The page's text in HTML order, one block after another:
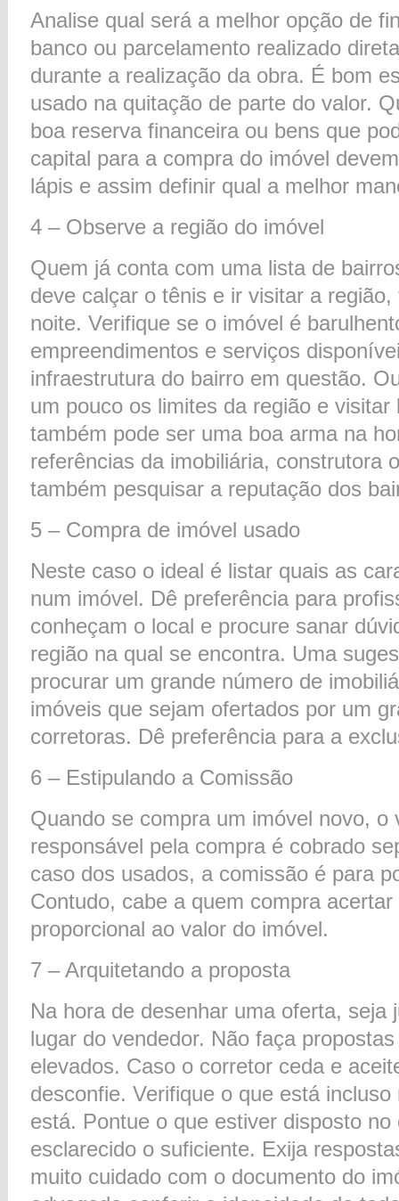
Analise qual será a melhor opção de
banco ou parcelamento realizado
durante a realização da obra. É bom
usado na quitação de parte do valor.
boa reserva financeira ou bens que
capital para a compra do imóvel
lápis e assim definir qual a melhor
4 – Observe a região do imóvel
Quem já conta com uma lista de
deve calçar o tênis e ir visitar a
noite. Verifique se o imóvel é
empreendimentos e serviços
infraestrutura do bairro em questão.
um pouco os limites da região e
também pode ser uma boa arma na
referências da imobiliária, construtora
também pesquisar a reputação dos
5 – Compra de imóvel usado
Neste caso o ideal é listar quais as
num imóvel. Dê preferência para
conheçam o local e procure sanar
região na qual se encontra. Uma
procurar um grande número de
imóveis que sejam ofertados por um
corretoras. Dê preferência para a
6 – Estipulando a Comissão
Quando se compra um imóvel novo, o
responsável pela compra é cobrado
caso dos usados, a comissão é para
Contudo, cabe a quem compra
proporcional ao valor do imóvel.
7 – Arquitetando a proposta
Na hora de desenhar uma oferta, seja
lugar do vendedor. Não faça
elevados. Caso o corretor ceda e
desconfie. Verifique o que está
está. Pontue o que estiver disposto
esclarecido o suficiente. Exija
muito cuidado com o documento do